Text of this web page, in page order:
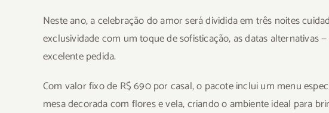
Neste ano, a celebração do amor será dividida em três noites
exclusividade com um toque de sofisticação, as datas alternativas
excelente pedida.
Com valor fixo de R$ 690 por casal, o pacote inclui um menu
mesa decorada com flores e vela, criando o ambiente ideal para